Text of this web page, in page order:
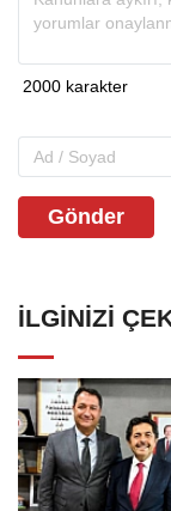
Gönder
İLGINIZI